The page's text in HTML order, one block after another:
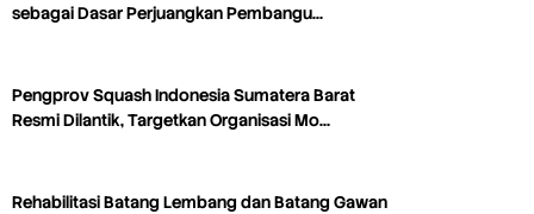
sebagai Dasar Perjuangkan Pembangu…
Pengprov Squash Indonesia Sumatera Barat
Resmi Dilantik, Targetkan Organisasi Mo…
Rehabilitasi Batang Lembang dan Batang Gawan